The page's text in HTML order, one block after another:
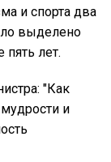
и спорта два
выделено
лет.
"Как
и